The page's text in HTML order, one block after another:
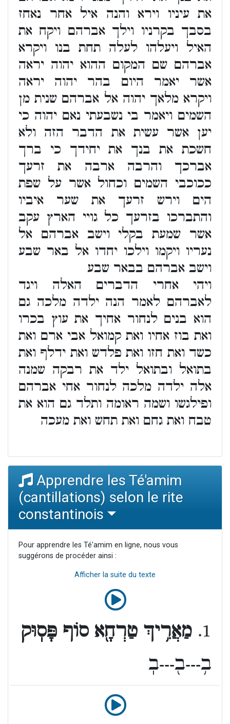
את עיניו וירא והנה איל אחר נאחז
בסבך בקרניו וילך אברהם ויקח את
האיל ויעלהו לעלה תחת בנו ויקרא
אברהם שם המקום ההוא יהוה יראה
אשר יאמר היום בהר יהוה יראה
ויקרא מלאך יהוה אל אברהם שנית מן
השמים ויאמר בי נשבעתי נאם יהוה כי
יען אשר עשית את הדבר הזה ולא
חשכת את בנך את יחידך כי ברך
אברכך והרבה ארבה את זרעך
ככוכבי השמים וכחול אשר על שפת
הים וירש זרעך את שער איביו
והתברכו בזרעך כל גויי הארץ עקב
אשר שמעת בקלי וישב אברהם אל
נעריו ויקמו וילכו יחדו אל באר שבע
וישב אברהם בבאר שבע
ויהי אחרי הדברים האלה ויגד
לאברהם לאמר הנה ילדה מלכה גם
הוא בנים לנחור אחיך את עוץ בכרו
ואת בוז אחיו ואת קמואל אבי ארם ואת
כשד ואת חזו ואת פלדש ואת ידלף ואת
בתואל ובתואל ילד את רבקה שמנה
אלה ילדה מלכה לנחור אחי אברהם
ופילגשו ושמה ראומה ותלד גם הוא את
טבח ואת גחם ואת תחש ואת מעכה
Apprendre les Té'amim
(cantillations) selon le rite
constantinois
Pour apprendre les Té'amim en ligne, nous vous
suggérons de procéder ainsi :
Afficher la suite du texte
ב֥---ב֖---בֽ
1. מַאֲרִ֥יךְ טַרְחָ֖א סוֹף פָּסֽוּק